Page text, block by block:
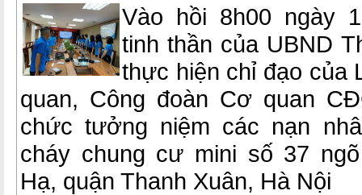
Vào hồi 8h00 ngày
tinh thần của UBND
thực hiện chỉ đạo của
quan, Công đoàn Cơ quan
chức tưởng niệm các nạn
cháy chung cư mini số 37
Hạ, quận Thanh Xuân, Hà Nội